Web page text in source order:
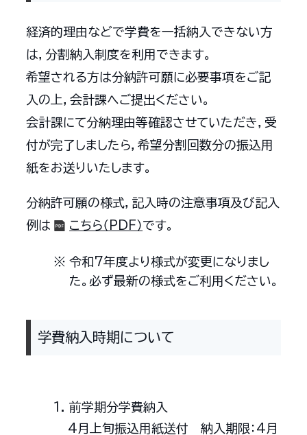
経済的理由などで学費を一括納入できない方
は，分割納入制度を利用できます。
希望される方は分納許可願に必要事項をご記
入の上，会計課へご提出ください。
会計課にて分納理由等確認させていただき，受
付が完了しましたら， 希望分割回数分の振込用
紙をお送りいたします。
分納許可願の様式，記入時の注意事項及び記入
例は
こちら（PDF）です。
令和7年度より様式が変更になりまし
た。必ず最新の様式をご利用ください。
学費納入時期について
前学期分学費納入
4月上旬振込用紙送付 納入期限：4月